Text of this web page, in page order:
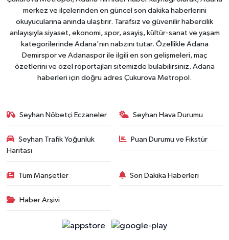
merkez ve ilçelerinden en güncel son dakika haberlerini
okuyucularına anında ulaştırır. Tarafsız ve güvenilir habercilik
anlayışıyla siyaset, ekonomi, spor, asayiş, kültür-sanat ve yaşam
kategorilerinde Adana'nın nabzını tutar. Özellikle Adana
Demirspor ve Adanaspor ile ilgili en son gelişmeleri, maç
özetlerini ve özel röportajları sitemizde bulabilirsiniz. Adana
haberleri için doğru adres Çukurova Metropol.
Seyhan Nöbetçi Eczaneler Seyhan Hava Durumu
Seyhan Trafik Yoğunluk
Haritası
Puan Durumu ve Fikstür
Tüm Manşetler Son Dakika Haberleri
Haber Arşivi